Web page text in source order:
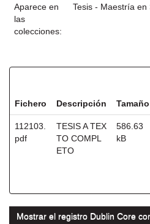
Aparece en
las
colecciones:
Tesis - Maestría en
Fichero Descripción Tamaño
112103.
pdf
TESIS A TEX
TO COMPL
ETO
586.63
kB
Mostrar el registro Dublin Core